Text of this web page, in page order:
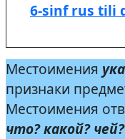
6-sinf rus tili
Местоимения
признаки
Местоимения
что? какой? чей?